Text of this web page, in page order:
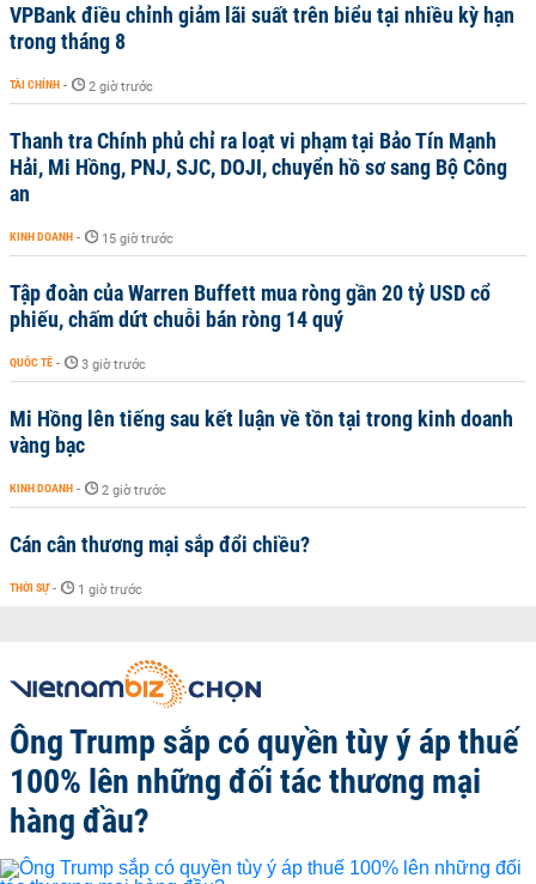
VPBank điều chỉnh giảm lãi suất trên biểu tại nhiều kỳ hạn
trong tháng 8
TÀI CHÍNH - 2 giờ trước
Thanh tra Chính phủ chỉ ra loạt vi phạm tại Bảo Tín Mạnh
Hải, Mi Hồng, PNJ, SJC, DOJI, chuyển hồ sơ sang Bộ Công
an
KINH DOANH - 15 giờ trước
Tập đoàn của Warren Buffett mua ròng gần 20 tỷ USD cổ
phiếu, chấm dứt chuỗi bán ròng 14 quý
QUỐC TẾ - 3 giờ trước
Mi Hồng lên tiếng sau kết luận về tồn tại trong kinh doanh
vàng bạc
KINH DOANH - 2 giờ trước
Cán cân thương mại sắp đổi chiều?
THỜI SỰ - 1 giờ trước
Ông Trump sắp có quyền tùy ý áp thuế
100% lên những đối tác thương mại
hàng đầu?